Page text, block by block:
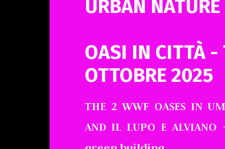
URBAN
OASI IN CITTÀ -
OTTOBRE 2025
THE 2 WWF OASES IN
AND IL LUPO E